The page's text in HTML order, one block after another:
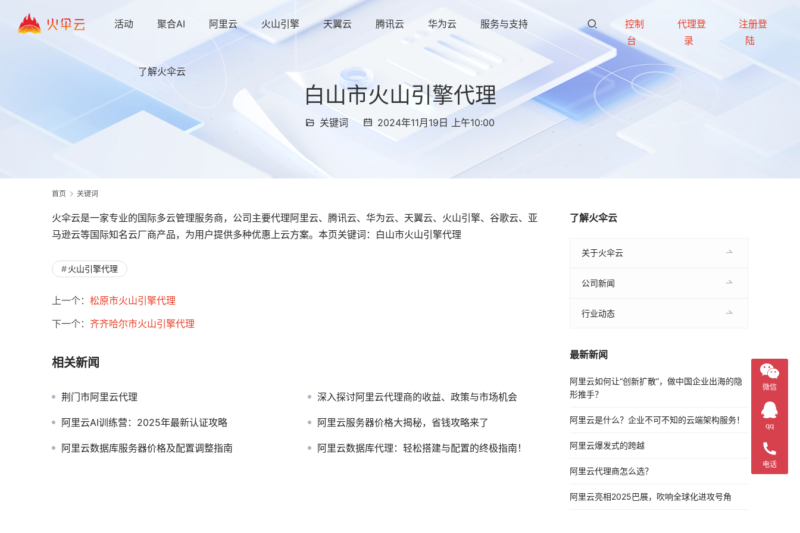
活动 聚合AI 阿里云 火山引擎 天翼云 腾讯云 华为云 服务与支持
了解火伞云
控制
台
代理登
录
注册登
陆
白山市火山引擎代理
关键词 2024年11月19日 上午10:00
首页 关键词
火伞云是一家专业的国际多云管理服务商，公司主要代理阿里云、腾讯云、华为云、天翼云、火山引擎、谷歌云、亚
马逊云等国际知名云厂商产品，为用户提供多种优惠上云方案。本页关键词：白山市火山引擎代理
火山引擎代理
上一个： 松原市火山引擎代理
下一个： 齐齐哈尔市火山引擎代理
相关新闻
荆门市阿里云代理 深入探讨阿里云代理商的收益、政策与市场机会
阿里云AI训练营：2025年最新认证攻略 阿里云服务器价格大揭秘，省钱攻略来了
阿里云数据库服务器价格及配置调整指南 阿里云数据库代理：轻松搭建与配置的终极指南！
了解火伞云
关于火伞云
公司新闻
行业动态
最新新闻
阿里云如何让“创新扩散”，做中国企业出海的隐
形推手？
阿里云是什么？企业不可不知的云端架构服务！
阿里云爆发式的跨越
阿里云代理商怎么选？
阿里云亮相2025巴展，吹响全球化进攻号角
微信
qq
电话